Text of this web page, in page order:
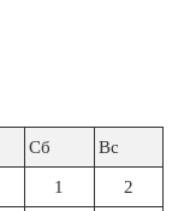
Сб Вс
1 2